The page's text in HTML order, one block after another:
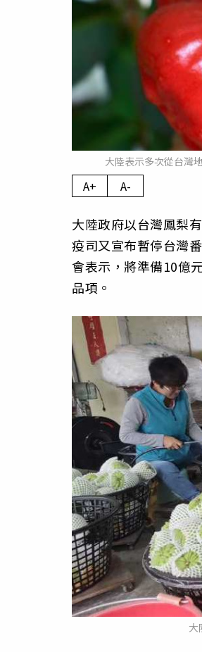
大陸表示多次從台灣
A+ A-
大陸政府以台灣鳳梨
疫司又宣布暫停台灣
會表示，將準備10億
品項。
大